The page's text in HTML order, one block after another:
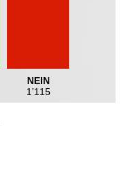
NEIN
1’115